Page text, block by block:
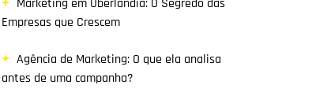
Marketing em Uberlândia: O Segredo das
Empresas que Crescem
Agência de Marketing: O que ela analisa
antes de uma campanha?